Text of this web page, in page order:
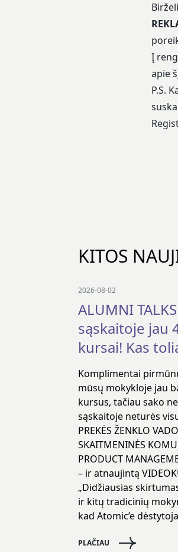
Į
apie
P.S.
KITOS
2026-08-02
ALUMNI
sąskaitoje jau
kursai! Kas
Komplimentai
mūsų mokykloje jau
kursus, tačiau sako
sąskaitoje neturės
PREKĖS ŽENKLO
SKAITMENINĖS
PRODUCT
– ir atnaujintą
„Didžiausias
ir kitų tradicinių
kad Atomic’e
PLAČIAU